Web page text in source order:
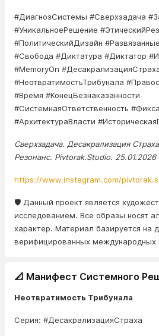
#ДиагнозСистемы #Сверхзадача
#УникальноеРешение
#ПолитическийДизайн
#Свобода #Диктатура #Диктатор
#MemoryOn
#НеотвратимостьТрибунала
#Время #КонецБезнаказанности
#СистемнаяОтветственность
#АрхитектураВласти
Сверхзадача. Десакрализация
Резонанс. Pivtorak.Studio. 25.01.2026
https://www.instagram.com/
🛡️ Данный проект является
исследованием. Все образы носят
характер. Материал базируется на
верифицированных международных
📐 Манифест Системного
Неотвратимость Трибунала
Серия: #ДесакрализацияСтраха